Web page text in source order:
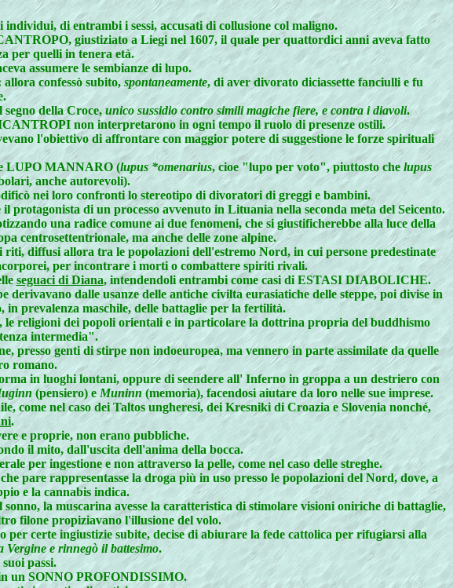
di entrambi i sessi, accusati di collusione col maligno.
giustiziato a Liegi nel 1607, il quale per quattordici anni aveva fatto
per quelli in tenera età.
assumere le sembianze di lupo.
allora confessò subito, spontaneamente, di aver divorato diciassette fanciulli e fu
segno della Croce,unico sussidio contro simili magiche fiere, e contra i diavoli.
non interpretarono in ogni tempo il ruolo di presenze ostili.
l'obiettivo di affrontare con maggior potere di suggestione le forze spirituali
LUPO MANNARO (lupus *omenarius, cioe "lupo per voto", piuttosto che lupus
anche autorevoli).
nei loro confronti lo stereotipo di divoratori di greggi e bambini.
di un processo avvenuto in Lituania nella seconda meta del Seicento.
una radice comune ai due fenomeni, che si giustificherebbe alla luce della
centrosettentrionale, ma anche delle zone alpine.
riti, diffusi allora tra le popolazioni dell'estremo Nord, in cui persone predestinate
per incontrare i morti o combattere spiriti rivali.
seguaci di Diana, intendendoli entrambi come casi di ESTASI DIABOLICHE.
dalle usanze delle antiche civilta eurasiatiche delle steppe, poi divise in
in prevalenza maschile, delle battaglie per la fertilità.
religioni dei popoli orientali e in particolare la dottrina propria del buddhismo
intermedia".
presso genti di stirpe non indoeuropea, ma vennero in parte assimilate da quelle
romano.
in luoghi lontani, oppure di seendere all' Inferno in groppa a un destriero con
(pensiero) eMuninn(memoria), facendosi aiutare da loro nelle sue imprese.
come nel caso dei Taltos ungheresi, dei Kresniki di Croazia e Slovenia nonché,
.
e proprie, non erano pubbliche.
il mito, dall'uscita dell'anima della bocca.
per ingestione e non attraverso la pelle, come nel caso delle streghe.
pare rappresentasse la droga più in uso presso le popolazioni del Nord, dove, a
e la cannabis indica.
la muscarina avesse la caratteristica di stimolare visioni oniriche di battaglie,
filone propiziavano l'illusione del volo.
certe ingiustizie subite, decise di abiurare la fede cattolica per rifugiarsi alla
Vergine e rinnegò il battesimo.
passi.
un SONNO PROFONDISSIMO.